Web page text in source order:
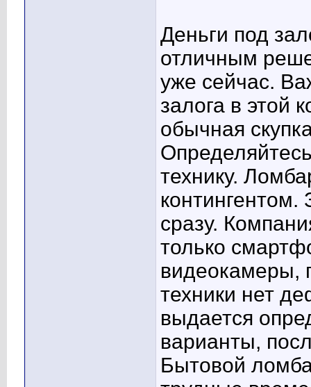
Деньги под
отличным
уже сейчас.
залога в этой
обычная
технику.
сразу.
только
видеокамеры,
техники нет
выдается
варианты,
Бытовой